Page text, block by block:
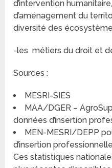
d’intervention
d’aménagement du
diversité des
-les métiers du droit et
Sources :
MESRI-SIES
MAA/DGER –
données d’insertion
MEN-MESRI/DEPP
d’insertion
Ces statistiques